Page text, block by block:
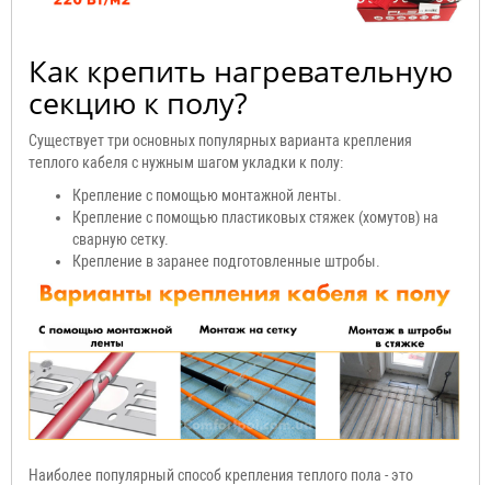
Как крепить нагревательную
секцию к полу?
Существует три основных популярных варианта крепления
теплого кабеля с нужным шагом укладки к полу:
Крепление с помощью монтажной ленты.
Крепление с помощью пластиковых стяжек (хомутов) на
сварную сетку.
Крепление в заранее подготовленные штробы.
Наиболее популярный способ крепления теплого пола - это